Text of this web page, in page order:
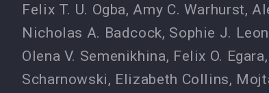
Felix T. U. Ogba,Amy C. Warhurst,
Nicholas A. Badcock, Sophie J.
Olena V. Semenikhina, Felix O. Egara,
Scharnowski, Elizabeth Collins,